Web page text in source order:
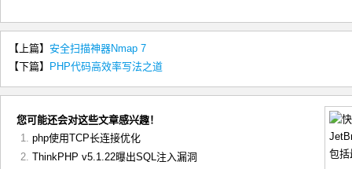
【上篇】 安全扫描神器Nmap 7
【下篇】
PHP代码高效率写法之道
您可能还会对这些文章感兴趣！
php使用TCP长连接优化
ThinkPHP v5.1.22曝出SQL注入漏洞